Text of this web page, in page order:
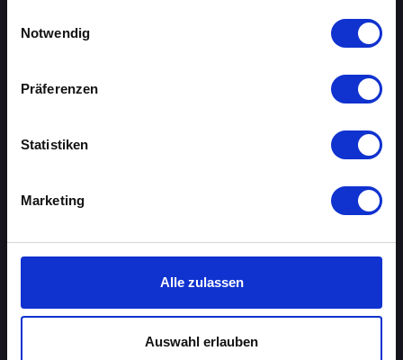
Notwendig
Präferenzen
Statistiken
Marketing
Alle zulassen
Auswahl erlauben
BERLIN
BIELEFELD
DRESDEN